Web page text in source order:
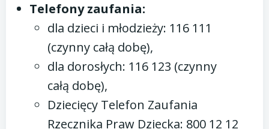
Telefony zaufania:
dla dzieci i młodzieży: 116 111
(czynny całą dobę),
dla dorosłych: 116 123 (czynny
całą dobę),
Dziecięcy Telefon Zaufania
Rzecznika Praw Dziecka: 800 12 12